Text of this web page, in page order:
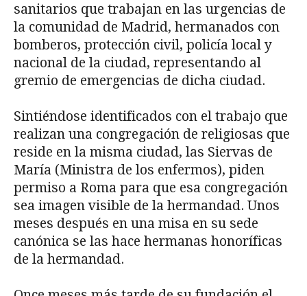
sanitarios que trabajan en las urgencias de
la comunidad de Madrid, hermanados con
bomberos, protección civil, policía local y
nacional de la ciudad, representando al
gremio de emergencias de dicha ciudad.
Sintiéndose identificados con el trabajo que
realizan una congregación de religiosas que
reside en la misma ciudad, las Siervas de
María (Ministra de los enfermos), piden
permiso a Roma para que esa congregación
sea imagen visible de la hermandad. Unos
meses después en una misa en su sede
canónica se las hace hermanas honoríficas
de la hermandad.